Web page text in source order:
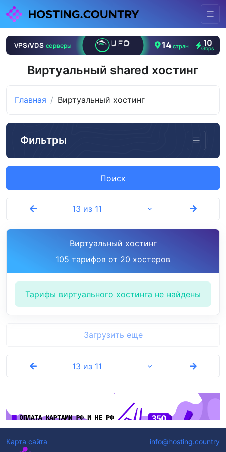
Виртуальный shared хостинг
Главная Виртуальный хостинг
Фильтры
Поиск
13 из 11
Виртуальный хостинг
105 тарифов от 20 хостеров
Тарифы виртуального хостинга не найдены
Загрузить еще
13 из 11
Карта сайта info@hosting.country